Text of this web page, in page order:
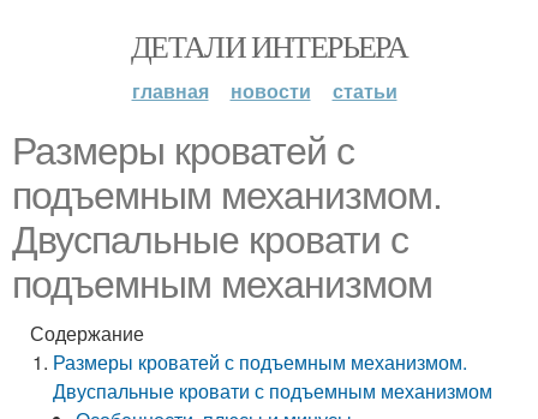
ДЕТАЛИ ИНТЕРЬЕРА
главная новости статьи
Размеры кроватей с
подъемным механизмом.
Двуспальные кровати с
подъемным механизмом
Содержание
Размеры кроватей с подъемным механизмом.
Двуспальные кровати с подъемным механизмом